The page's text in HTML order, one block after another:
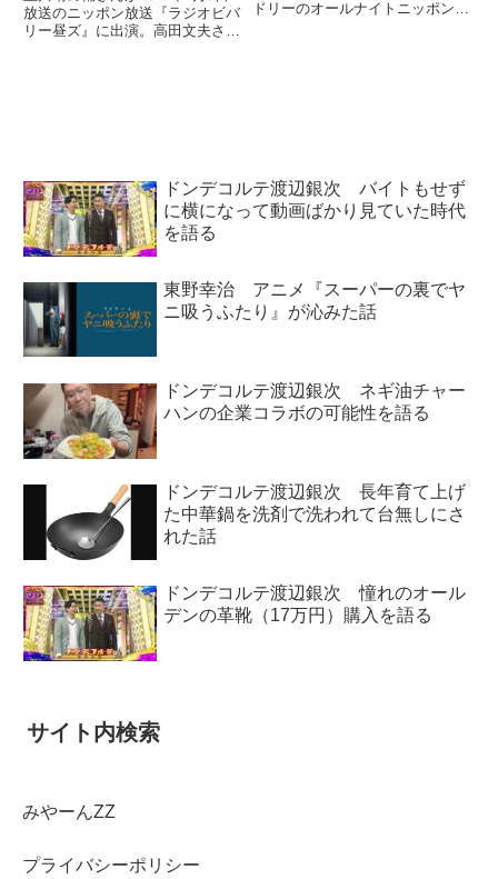
放送のニッポン放送『ラジオビバ
リー昼ズ』に出演。高田文夫さん
ドリーのオールナイトニッポン』
ドンデコルテ渡辺銀次 バイトもせず
に横になって動画ばかり見ていた時代
を語る
東野幸治 アニメ『スーパーの裏でヤ
ニ吸うふたり』が沁みた話
ドンデコルテ渡辺銀次 ネギ油チャー
ハンの企業コラボの可能性を語る
ドンデコルテ渡辺銀次 長年育て上げ
た中華鍋を洗剤で洗われて台無しにさ
れた話
ドンデコルテ渡辺銀次 憧れのオール
デンの革靴（17万円）購入を語る
サイト内検索
みやーんZZ
プライバシーポリシー